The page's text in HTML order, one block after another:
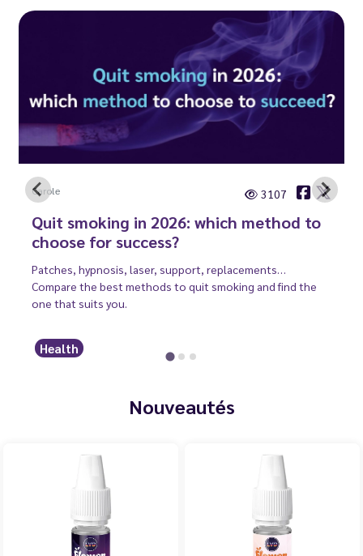
Carole 3107
Quit smoking in 2026: which method to
choose for success?
Patches, hypnosis, laser, support, replacements…
Compare the best methods to quit smoking and find the
one that suits you.
Health
Nouveautés